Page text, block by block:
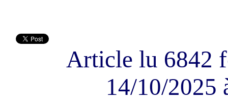
Article lu 6842
14/10/2025